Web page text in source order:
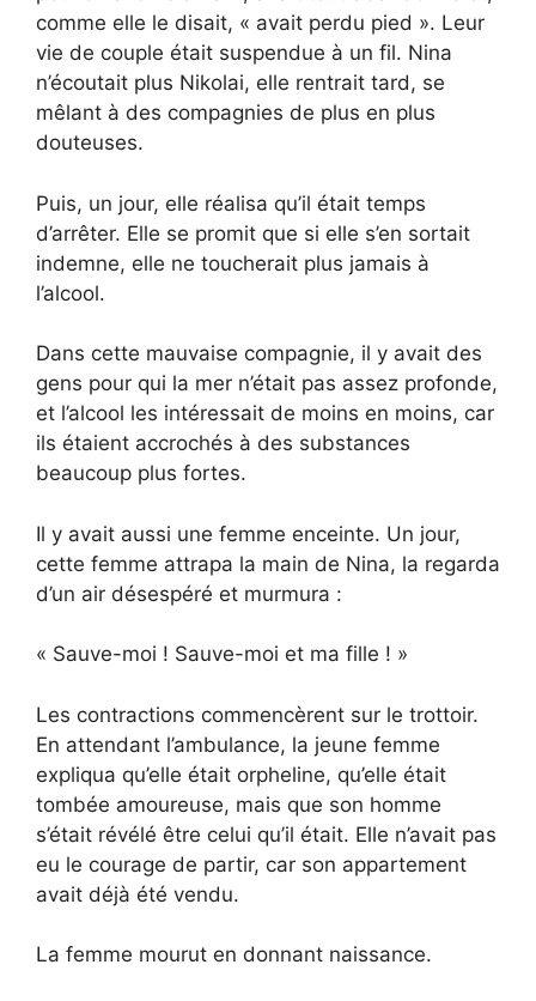
comme elle le disait, « avait perdu pied ». Leur
vie de couple était suspendue à un fil. Nina
n’écoutait plus Nikolai, elle rentrait tard, se
mêlant à des compagnies de plus en plus
douteuses.
Puis, un jour, elle réalisa qu’il était temps
d’arrêter. Elle se promit que si elle s’en sortait
indemne, elle ne toucherait plus jamais à
l’alcool.
Dans cette mauvaise compagnie, il y avait des
gens pour qui la mer n’était pas assez profonde,
et l’alcool les intéressait de moins en moins, car
ils étaient accrochés à des substances
beaucoup plus fortes.
Il y avait aussi une femme enceinte. Un jour,
cette femme attrapa la main de Nina, la regarda
d’un air désespéré et murmura :
« Sauve-moi ! Sauve-moi et ma fille ! »
Les contractions commencèrent sur le trottoir.
En attendant l’ambulance, la jeune femme
expliqua qu’elle était orpheline, qu’elle était
tombée amoureuse, mais que son homme
s’était révélé être celui qu’il était. Elle n’avait pas
eu le courage de partir, car son appartement
avait déjà été vendu.
La femme mourut en donnant naissance.